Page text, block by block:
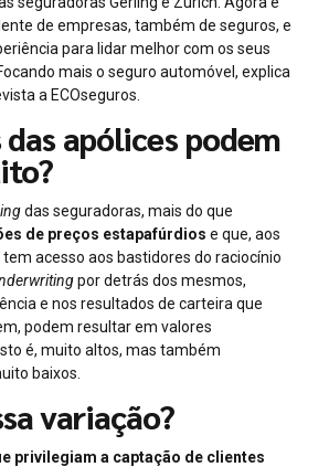
de empresas, também de seguros, e
para lidar melhor com os seus
mais o seguro automóvel, explica
a ECOseguros.
das apólices podem
das seguradoras, mais do que
de preços estapafúrdios e que, aos
acesso aos bastidores do raciocínio
por detrás dos mesmos,
e nos resultados de carteira que
podem resultar em valores
é, muito altos, mas também
baixos.
variação?
privilegiam a captação de clientes